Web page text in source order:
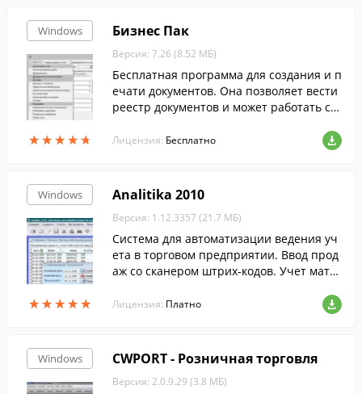
кеток). Печатает отчеты сразу в Excel!
Windows
★★★★★
★★★★★
Бизнес Пак
Версия: 7.26 (8.52 МБ)
Бесплатная программа для создания и п
ечати документов. Она позволяет вести
реестр документов и может работать с о
Лицензия: Бесплатно
Windows
★★★★★
★★★★★
Analitika 2010
Версия: 1.12.3357 (21.7 МБ)
Система для автоматизации ведения уч
ета в торговом предприятии. Ввод прод
аж со сканером штрих-кодов. Учет мате
ицах измерения. Консолидация данных
филиалов в одну базу данных. Отчеты в
Лицензия: Платно
Windows CWPORT - Розничная торговля
Версия: 2.0.9.29 (3.8 МБ)